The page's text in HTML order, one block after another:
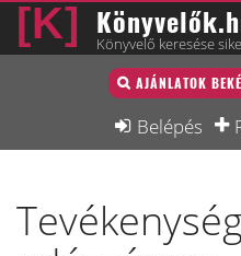
Könyvelő keresése
AJÁNLATOK
Belépés
Könyvelő lista
Könyvelési munkák
Interjú